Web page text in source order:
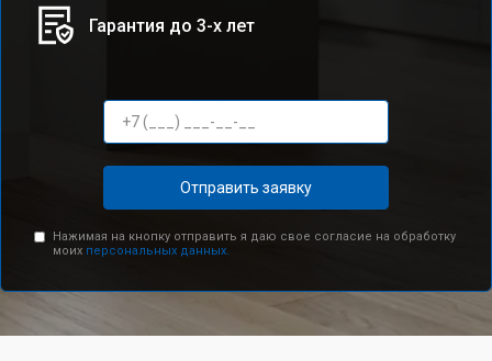
Гарантия до 3-х лет
Отправить заявку
Нажимая на кнопку отправить я даю свое согласие на обработку
моих персональных данных.